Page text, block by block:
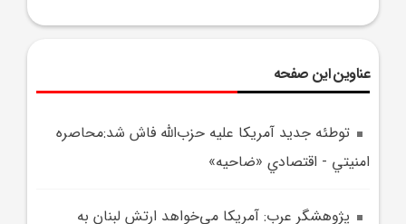
عناوین این صفحه
توطئه جديد آمريکا عليه حزب‌الله فاش شد:محاصره
امنيتي - اقتصادي «ضاحيه»
پژوهشگر عرب: آمريکا مي‌خواهد ارتش لبنان به